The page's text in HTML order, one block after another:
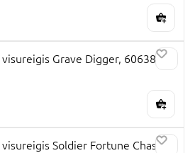
visureigis Grave Digger, 6063896
Soldier Fortune Chase,